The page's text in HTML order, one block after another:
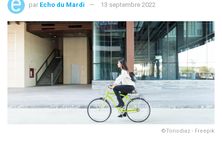
par Echo du Mardi 13 septembre 2022
©Tonodiaz - Freepik